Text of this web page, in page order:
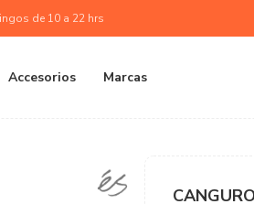
Accesorios Marcas
de 10 a 22 hrs